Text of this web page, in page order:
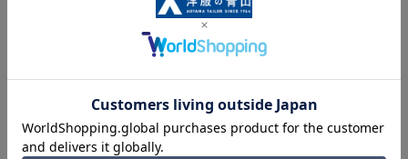
■こちらの商品はご購入時またはご購入後の裾上げが必要な商
品となります。裾上げテープは当サイトでご購入いただけま
す。
裾上げテープ:SUSOTAPE010
※こちらの商品は在庫切れの場合がございます。